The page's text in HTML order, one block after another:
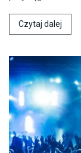
Czytaj dalej